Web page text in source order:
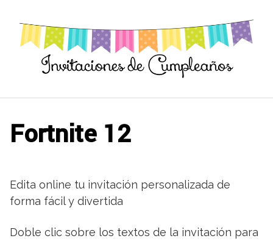
contenido
Fortnite 12
Edita online tu invitación personalizada de
forma fácil y divertida
Doble clic sobre los textos de la invitación para